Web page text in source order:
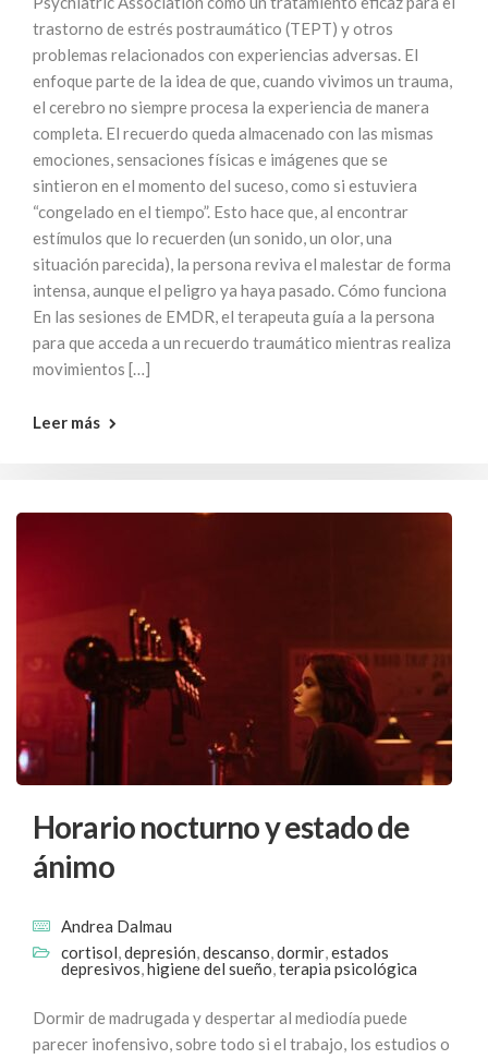
trastorno de estrés postraumático (TEPT) y otros
problemas relacionados con experiencias adversas. El
enfoque parte de la idea de que, cuando vivimos un trauma,
el cerebro no siempre procesa la experiencia de manera
completa. El recuerdo queda almacenado con las mismas
emociones, sensaciones físicas e imágenes que se
sintieron en el momento del suceso, como si estuviera
“congelado en el tiempo”. Esto hace que, al encontrar
estímulos que lo recuerden (un sonido, un olor, una
situación parecida), la persona reviva el malestar de forma
intensa, aunque el peligro ya haya pasado. Cómo funciona
En las sesiones de EMDR, el terapeuta guía a la persona
para que acceda a un recuerdo traumático mientras realiza
movimientos […]
Leer más
Horario nocturno y estado de
ánimo
Andrea Dalmau
cortisol,depresión,descanso,dormir,estados
depresivos,higiene del sueño,terapia psicológica
Dormir de madrugada y despertar al mediodía puede
parecer inofensivo, sobre todo si el trabajo, los estudios o